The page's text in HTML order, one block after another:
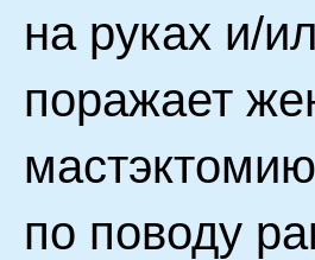
на руках и/
поражает
по поводу